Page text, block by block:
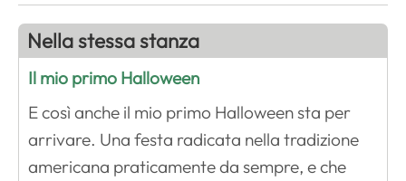
Nella stessa stanza
Il mio primo Halloween
E così anche il mio primo Halloween sta per
arrivare. Una festa radicata nella tradizione
americana praticamente da sempre, e che